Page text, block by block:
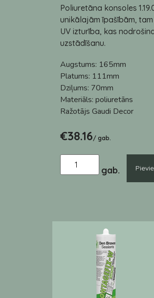
Poliuretāna konsoles
unikālajām īpašībām,
UV izturība, kas
uzstādīšanu.
Augstums: 165mm
Platums: 111mm
Dziļums: 70mm
Materiāls: poliuretāns
Ražotājs Gaudi Decor
€38.16/ gab.